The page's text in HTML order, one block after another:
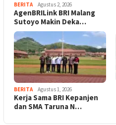
BERITA Agustus 2, 2026
AgenBRILink BRI Malang
Sutoyo Makin Deka…
BERITA Agustus 1, 2026
Kerja Sama BRI Kepanjen
dan SMA Taruna N…